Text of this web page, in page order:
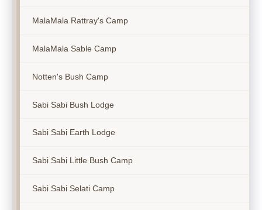
MalaMala Rattray's Camp
MalaMala Sable Camp
Notten's Bush Camp
Sabi Sabi Bush Lodge
Sabi Sabi Earth Lodge
Sabi Sabi Little Bush Camp
Sabi Sabi Selati Camp